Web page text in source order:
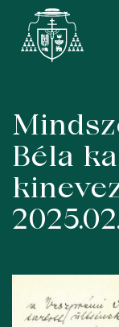
Skip
content
Béla